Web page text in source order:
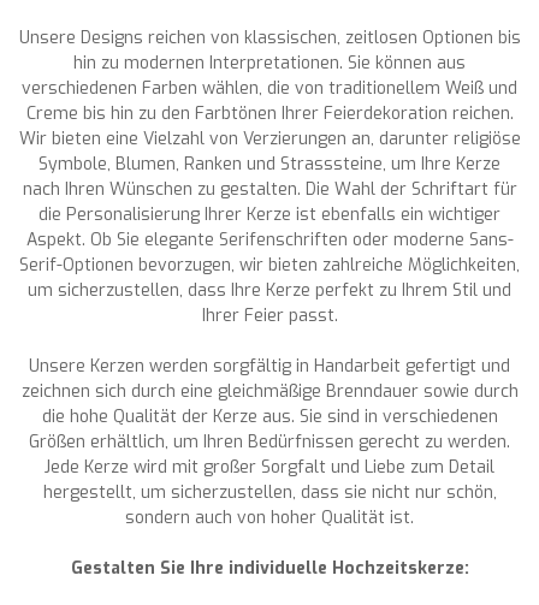
Unsere Designs reichen von klassischen, zeitlosen Optionen bis
hin zu modernen Interpretationen. Sie können aus
verschiedenen Farben wählen, die von traditionellem Weiß und
Creme bis hin zu den Farbtönen Ihrer Feierdekoration reichen.
Wir bieten eine Vielzahl von Verzierungen an, darunter religiöse
Symbole, Blumen, Ranken und Strasssteine, um Ihre Kerze
nach Ihren Wünschen zu gestalten. Die Wahl der Schriftart für
die Personalisierung Ihrer Kerze ist ebenfalls ein wichtiger
Aspekt. Ob Sie elegante Serifenschriften oder moderne Sans-
Serif-Optionen bevorzugen, wir bieten zahlreiche Möglichkeiten,
um sicherzustellen, dass Ihre Kerze perfekt zu Ihrem Stil und
Ihrer Feier passt.
Unsere Kerzen werden sorgfältig in Handarbeit gefertigt und
zeichnen sich durch eine gleichmäßige Brenndauer sowie durch
die hohe Qualität der Kerze aus. Sie sind in verschiedenen
Größen erhältlich, um Ihren Bedürfnissen gerecht zu werden.
Jede Kerze wird mit großer Sorgfalt und Liebe zum Detail
hergestellt, um sicherzustellen, dass sie nicht nur schön,
sondern auch von hoher Qualität ist.
Gestalten Sie Ihre individuelle Hochzeitskerze: